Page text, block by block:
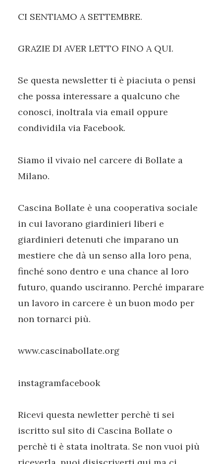
CI SENTIAMO A SETTEMBRE.
GRAZIE DI AVER LETTO FINO A QUI.
Se questa newsletter ti è piaciuta o pensi
che possa interessare a qualcuno che
conosci, inoltrala via email oppure
condividila via Facebook.
Siamo il vivaio nel carcere di Bollate a
Milano.
Cascina Bollate è una cooperativa sociale
in cui lavorano giardinieri liberi e
giardinieri detenuti che imparano un
mestiere che dà un senso alla loro pena,
finché sono dentro e una chance al loro
futuro, quando usciranno. Perché imparare
un lavoro in carcere è un buon modo per
non tornarci più.
www.cascinabollate.org
instagramfacebook
Ricevi questa newletter perchè ti sei
iscritto sul sito di Cascina Bollate o
perchè ti è stata inoltrata. Se non vuoi più